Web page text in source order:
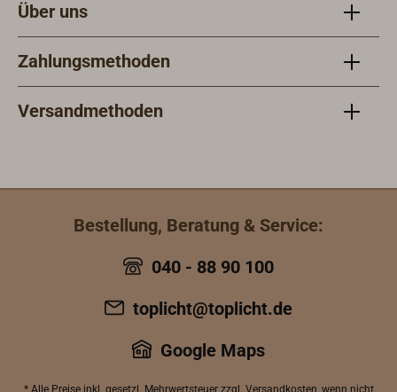
Über uns
Zahlungsmethoden
Versandmethoden
Bestellung, Beratung & Service:
040 - 88 90 100
toplicht@toplicht.de
Google Maps